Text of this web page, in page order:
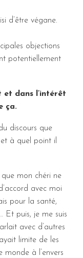
d’être végane.
objections
potentiellement
et dans l’intérêt
ça.
discours que
à quel point il
que mon chéri ne
avec moi
pour la santé,
Et puis, je me suis
avec d’autres
limite de les
monde à l’envers